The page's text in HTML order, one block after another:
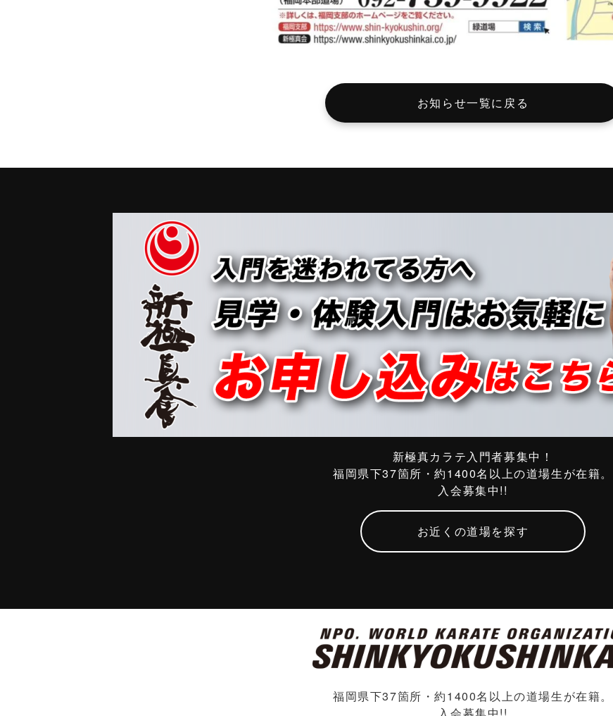
お知らせ一覧に戻る
新極真カラテ入門者募集中！
福岡県下37箇所・約1400名以上の道場生が在籍。
入会募集中!!
お近くの道場を探す
福岡県下37箇所・約1400名以上の道場生が在籍。